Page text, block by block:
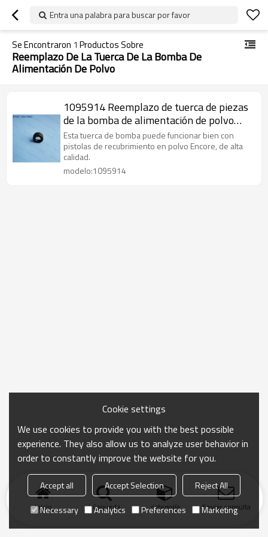
Entra una palabra para buscar por favor
Se Encontraron 1 Productos Sobre
Reemplazo De La Tuerca De La Bomba De
Alimentación De Polvo
1095914 Reemplazo de tuerca de piezas
de la bomba de alimentación de polvo
para Encore Generation II
Esta tuerca de bomba puede funcionar bien con
pistolas de recubrimiento en polvo Encore, de alta
calidad.
modelo:1095914
Inicio búsqueda categoría Enviar consulta
Cookie settings
We use cookies to provide you with the best possible
experience. They also allow us to analyze user behavior in
order to constantly improve the website for you.
Accept all Accept Selection
Reject All
Necessary
Analytics Preferences Marketing